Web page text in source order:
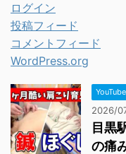
ログイン
投稿フィード
コメントフィード
WordPress.org
2026/
目黒
の痛